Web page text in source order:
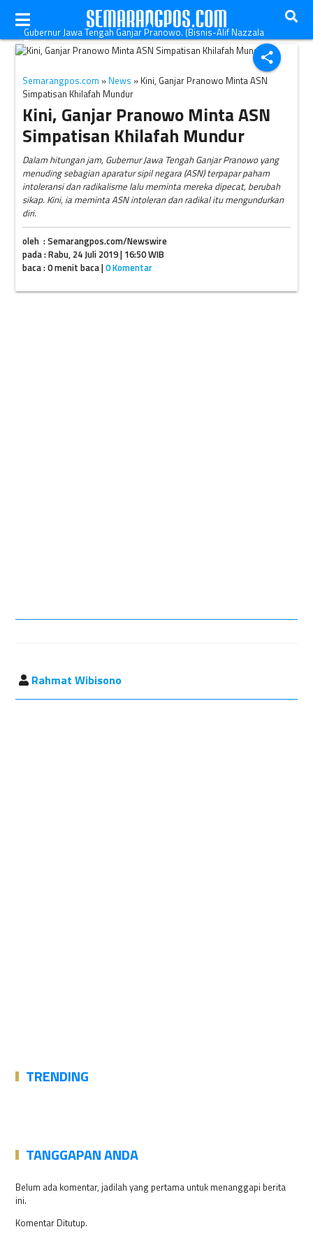
share
Gubernur Jawa Tengah Ganjar Pranowo. (Bisnis-Alif Nazzala
Rizqi)
Semarangpos.com » News » Kini, Ganjar Pranowo Minta ASN
Simpatisan Khilafah Mundur
Kini, Ganjar Pranowo Minta ASN
Simpatisan Khilafah Mundur
Dalam hitungan jam, Gubernur Jawa Tengah Ganjar Pranowo yang
menuding sebagian aparatur sipil negara (ASN) terpapar paham
intoleransi dan radikalisme lalu meminta mereka dipecat, berubah
sikap. Kini, ia meminta ASN intoleran dan radikal itu mengundurkan
diri.
oleh : Semarangpos.com/Newswire
pada : Rabu, 24 Juli 2019 | 16:50 WIB
baca : 0 menit baca |0 Komentar
Rahmat Wibisono
TRENDING
TANGGAPAN ANDA
Belum ada komentar, jadilah yang pertama untuk menanggapi berita
ini.
Komentar Ditutup.